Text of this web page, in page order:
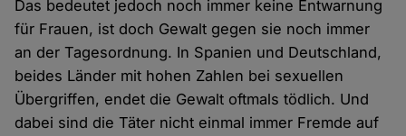
Das bedeutet jedoch noch immer keine Entwarnung
für Frauen, ist doch Gewalt gegen sie noch immer
an der Tagesordnung. In Spanien und Deutschland,
beides Länder mit hohen Zahlen bei sexuellen
Übergriffen, endet die Gewalt oftmals tödlich. Und
dabei sind die Täter nicht einmal immer Fremde auf